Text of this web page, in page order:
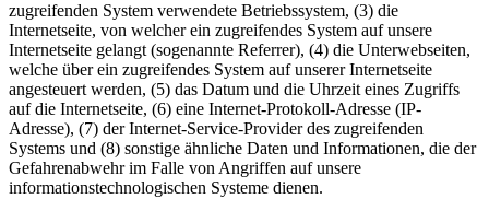
zugreifenden System verwendete Betriebssystem, (3) die
Internetseite, von welcher ein zugreifendes System auf unsere
Internetseite gelangt (sogenannte Referrer), (4) die Unterwebseiten,
welche über ein zugreifendes System auf unserer Internetseite
angesteuert werden, (5) das Datum und die Uhrzeit eines Zugriffs
auf die Internetseite, (6) eine Internet-Protokoll-Adresse (IP-
Adresse), (7) der Internet-Service-Provider des zugreifenden
Systems und (8) sonstige ähnliche Daten und Informationen, die der
Gefahrenabwehr im Falle von Angriffen auf unsere
informationstechnologischen Systeme dienen.